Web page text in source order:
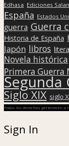
Edhasa Ediciones
España Estados
guerra Guerra
Historia de España
Japón libros
Novela histórica
Primera Guerra
Segunda
Siglo XIX siglo
Todos los derechos pertenecen
Sign In